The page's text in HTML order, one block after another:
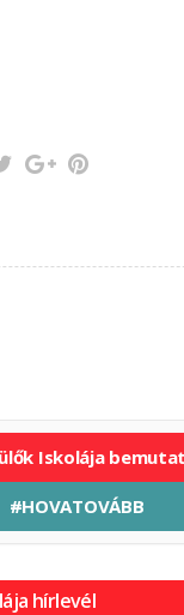
Iskolája
#HOVATOVÁBB
hírlevél